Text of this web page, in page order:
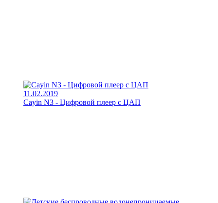
11.02.2019
Cayin N3 - Цифровой плеер с ЦАП